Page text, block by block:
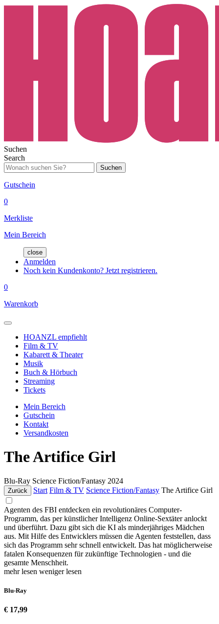
Suchen
Search
Suchen
Gutschein
0
Merkliste
Mein Bereich
close
Anmelden
Noch kein Kundenkonto? Jetzt registrieren.
0
Warenkorb
HOANZL empfiehlt
Film & TV
Kabarett & Theater
Musik
Buch & Hörbuch
Streaming
Tickets
Mein Bereich
Gutschein
Kontakt
Versandkosten
The Artifice Girl
Blu-Ray Science Fiction/Fantasy 2024
Zurück Start Film & TV Science Fiction/Fantasy The Artifice Girl
Agenten des FBI entdecken ein revolutionäres Computer-
Programm, das per künstlicher Intelligenz Online-Sextäter anlockt
und überführt. Dazu gibt sich die KI als minderjähriges Mädchen
aus. Mit Hilfe des Entwicklers müssen die Agenten feststellen, dass
sich das Programm sehr schnell entwickelt. Das hat möglicherweise
fatalen Konsequenzen für zukünftige Technologien - und die
gesamte Menschheit.
mehr lesen weniger lesen
Blu-Ray
€ 17,99